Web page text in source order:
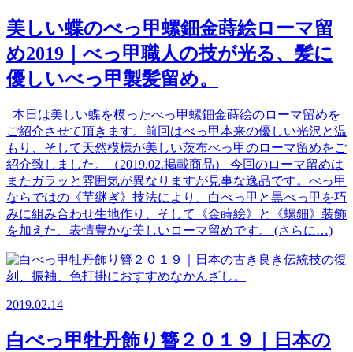
美しい蝶のべっ甲螺鈿金蒔絵ローマ留
め2019｜べっ甲職人の技が光る、髪に
優しいべっ甲製髪留め。
本日は美しい蝶を模ったべっ甲螺鈿金蒔絵のローマ留めを
ご紹介させて頂きます。前回はべっ甲本来の優しい光沢と温
もり、そして天然模様が美しい茨布べっ甲のローマ留めをご
紹介致しました。（2019.02.掲載商品） 今回のローマ留めは
またガラッと雰囲気が異なりますが見事な逸品です。べっ甲
ならではの《芋継ぎ》技法により、白べっ甲と黒べっ甲を巧
みに組み合わせ生地作り、そして《金蒔絵》と《螺鈿》装飾
を加えた、表情豊かな美しいローマ留めです。 (さらに…)
2019.02.14
白べっ甲牡丹飾り簪２０１９｜日本の